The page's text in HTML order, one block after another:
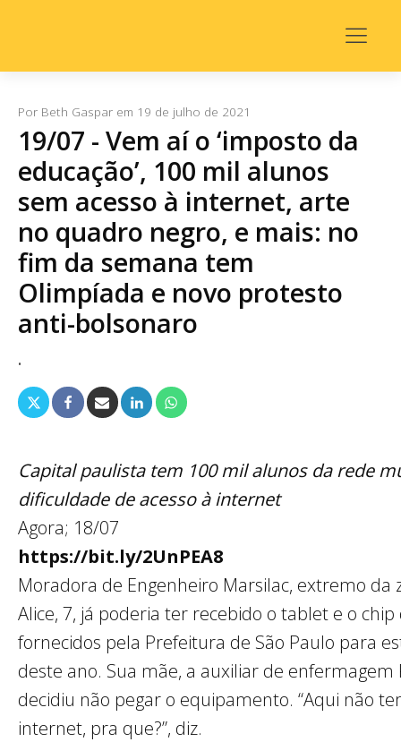
Por Beth Gaspar em 19 de julho de 2021
19/07 - Vem aí o ‘imposto da
educação’, 100 mil alunos
sem acesso à internet, arte
no quadro negro, e mais: no
fim da semana tem
Olimpíada e novo protesto
anti-bolsonaro
.
Capital paulista tem 100 mil alunos da rede
dificuldade de acesso à internet
Agora; 18/07
https://bit.ly/2UnPEA8
Moradora de Engenheiro Marsilac, extremo da
Alice, 7, já poderia ter recebido o tablet e o
fornecidos pela Prefeitura de São Paulo para
deste ano. Sua mãe, a auxiliar de enfermagem
decidiu não pegar o equipamento. “Aqui não
internet, pra que?”, diz.